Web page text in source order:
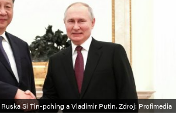
Si Ťin-pching a Vladimir Putin. Zdroj: Profimedia